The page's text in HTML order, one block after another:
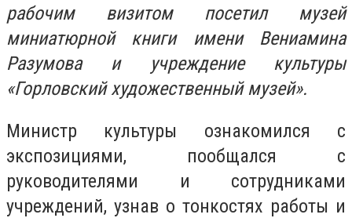
рабочим визитом посетил музей
миниатюрной книги имени Вениамина
Разумова и учреждение культуры
«Горловский художественный музей».
Министр культуры ознакомился с
экспозициями, пообщался с
руководителями и сотрудниками
учреждений, узнав о тонкостях работы и